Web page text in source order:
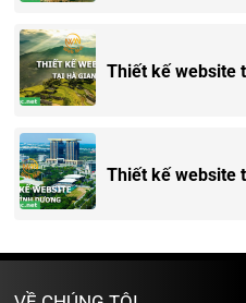
Thiết kế website
Thiết kế website